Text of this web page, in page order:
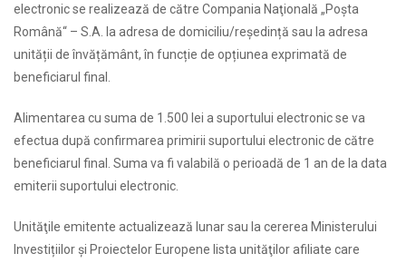
electronic se realizează de către Compania Naţională „Poşta
Română“ – S.A. la adresa de domiciliu/reședință sau la adresa
unității de învățământ, în funcție de opțiunea exprimată de
beneficiarul final.
Alimentarea cu suma de 1.500 lei a suportului electronic se va
efectua după confirmarea primirii suportului electronic de către
beneficiarul final. Suma va fi valabilă o perioadă de 1 an de la data
emiterii suportului electronic.
Unităţile emitente actualizează lunar sau la cererea Ministerului
Investițiilor și Proiectelor Europene lista unităţilor afiliate care